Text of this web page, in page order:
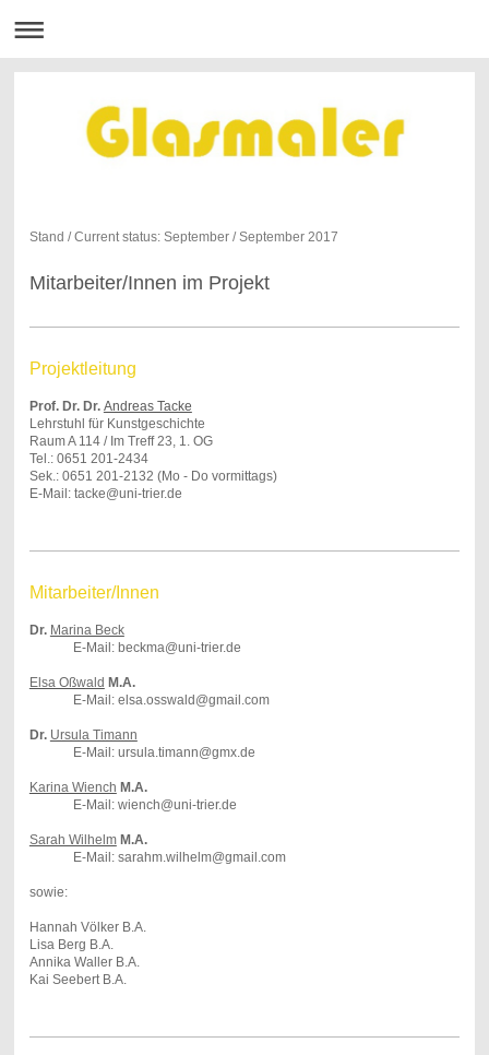
Stand / Current status: September / September 2017
Mitarbeiter/Innen im Projekt
Projektleitung
Prof. Dr. Dr. Andreas Tacke
Lehrstuhl für Kunstgeschichte
Raum A 114 / Im Treff 23, 1. OG
Tel.: 0651 201-2434
Sek.: 0651 201-2132 (Mo - Do vormittags)
E-Mail: tacke@uni-trier.de
Mitarbeiter/Innen
Dr. Marina Beck
E-Mail: beckma@uni-trier.de
Elsa Oßwald M.A.
E-Mail: elsa.osswald@gmail.com
Dr. Ursula Timann
E-Mail: ursula.timann@gmx.de
Karina Wiench M.A.
E-Mail: wiench@uni-trier.de
Sarah Wilhelm M.A.
E-Mail: sarahm.wilhelm@gmail.com
sowie:
Hannah Völker B.A.
Lisa Berg B.A.
Annika Waller B.A.
Kai Seebert B.A.